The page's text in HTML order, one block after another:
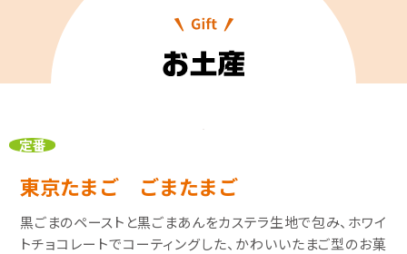
駅から探す(店舗・商品等)
モバイルオーダーサービス
オンラインショップから探す
どを取り揃えたサイトです。
楽天市場
auPayマーケット
定番
東京たまご ごまたまご
黒ごまのペーストと黒ごまあんをカステラ生地で包み、ホワイ
トチョコレートでコーティングした、かわいいたまご型のお菓